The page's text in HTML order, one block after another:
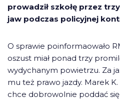
prowadził szkołę przez
jaw podczas policyjnej
O sprawie poinformaowało
oszust miał ponad trzy
wydychanym powietrzu. Za
mu też prawo jazdy. Marek K.
chce dobrowolnie poddać